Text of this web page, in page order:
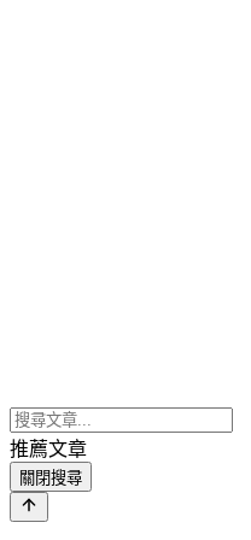
推薦文章
關閉搜尋